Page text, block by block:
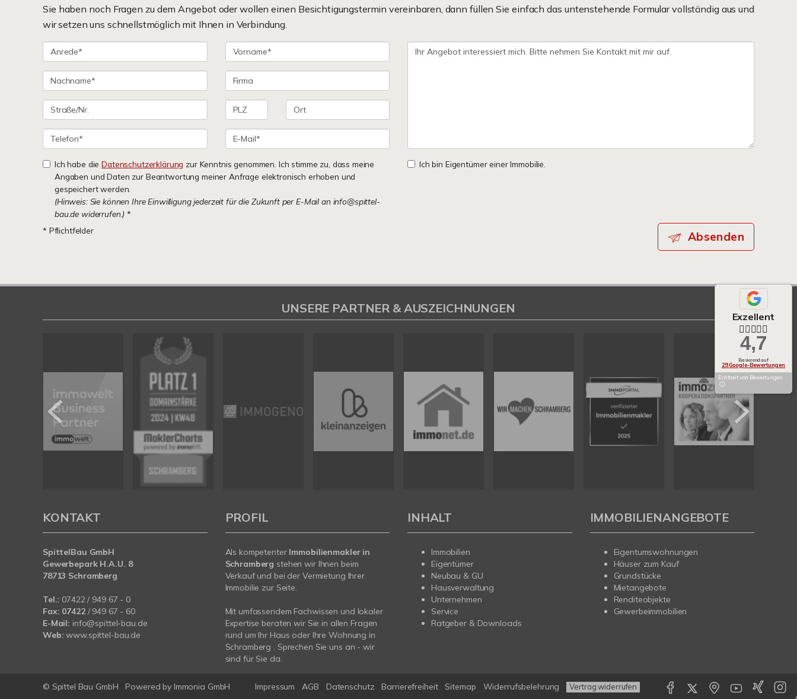
Sie haben noch Fragen zu dem Angebot oder wollen einen Besichtigungstermin vereinbaren, dann füllen Sie einfach das untenstehende Formular vollständig aus und
wir setzen uns schnellstmöglich mit Ihnen in Verbindung.
Ich habe dieDatenschutzerklärung zur Kenntnis genommen. Ich stimme zu, dass meine
Angaben und Daten zur Beantwortung meiner Anfrage elektronisch erhoben und
gespeichert werden.
(Hinweis: Sie können Ihre Einwilligung jederzeit für die Zukunft per E-Mail an info@spittel-
bau.de widerrufen.) *
Ich bin Eigentümer einer Immobilie.
* Pflichtfelder Absenden
Exzellent
4,7
Basierend auf
29 Google-Bewertungen
Echtheit von Bewertungen
UNSERE PARTNER & AUSZEICHNUNGEN
KONTAKT
SpittelBau GmbH
Gewerbepark H.A.U. 8
78713 Schramberg
Tel.: 07422 / 949 67 - 0
Fax: 07422/ 949 67 - 60
E-Mail: info@spittel-bau.de
Web: www.spittel-bau.de
PROFIL
Als kompetenter Immobilienmakler in
Schramberg stehen wir Ihnen beim
Verkauf und bei der Vermietung Ihrer
Immobilie zur Seite.
Mit umfassendem Fachwissen und lokaler
Expertise beraten wir Sie in allen Fragen
rund um Ihr Haus oder Ihre Wohnung in
Schramberg . Sprechen Sie uns an - wir
sind für Sie da.
INHALT
Immobilien
Eigentümer
Neubau & GU
Hausverwaltung
Unternehmen
Service
Ratgeber & Downloads
IMMOBILIENANGEBOTE
Eigentumswohnungen
Häuser zum Kauf
Grundstücke
Mietangebote
Renditeobjekte
Gewerbeimmobilien
© Spittel Bau GmbH Powered by Immonia GmbH Impressum AGB Datenschutz Barrierefreiheit Sitemap Widerrufsbelehrung Vertrag widerrufen